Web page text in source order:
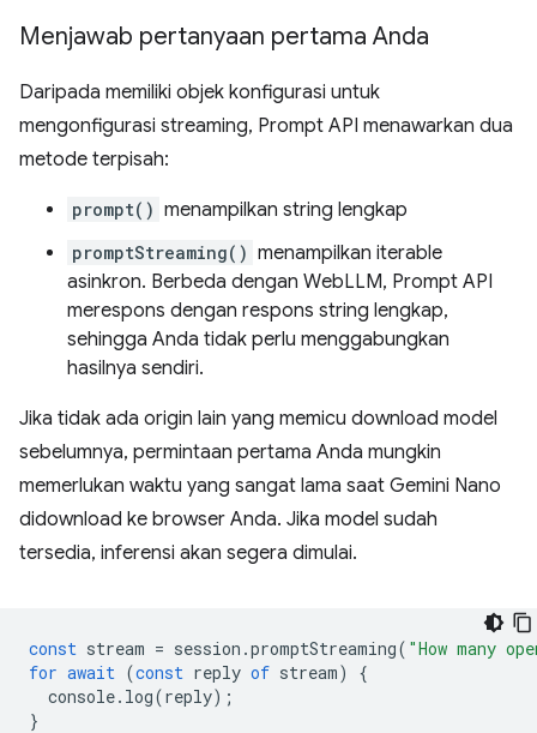
Menjawab pertanyaan pertama Anda
Daripada memiliki objek konfigurasi untuk
mengonfigurasi streaming, Prompt API menawarkan dua
metode terpisah:
prompt() menampilkan string lengkap
promptStreaming() menampilkan iterable
asinkron. Berbeda dengan WebLLM, Prompt API
merespons dengan respons string lengkap,
sehingga Anda tidak perlu menggabungkan
hasilnya sendiri.
Jika tidak ada origin lain yang memicu download model
sebelumnya, permintaan pertama Anda mungkin
memerlukan waktu yang sangat lama saat Gemini Nano
didownload ke browser Anda. Jika model sudah
tersedia, inferensi akan segera dimulai.
const stream = session .promptStreaming( "How many
for await (const reply of stream)
{
console. log(reply);
}